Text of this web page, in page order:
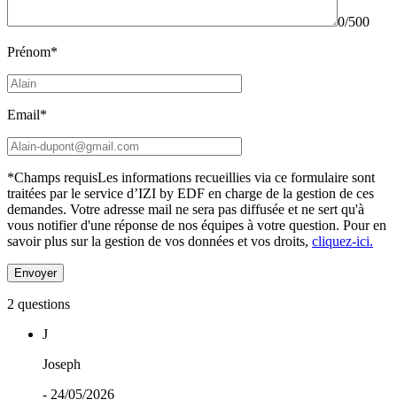
0/500
Prénom*
Email*
*Champs requisLes informations recueillies via ce formulaire sont
traitées par le service d’IZI by EDF en charge de la gestion de ces
demandes. Votre adresse mail ne sera pas diffusée et ne sert qu'à
vous notifier d'une réponse de nos équipes à votre question. Pour en
savoir plus sur la gestion de vos données et vos droits, cliquez-ici.
2 questions
J
Joseph
- 24/05/2026